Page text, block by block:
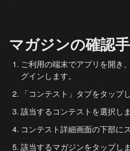
マガジンの確認
ご利用の端末でアプリを開き
グインします。
「コンテスト」タブをタップ
該当するコンテストを選択しま
コンテスト詳細画面の下部に
該当するマガジンをタップしま